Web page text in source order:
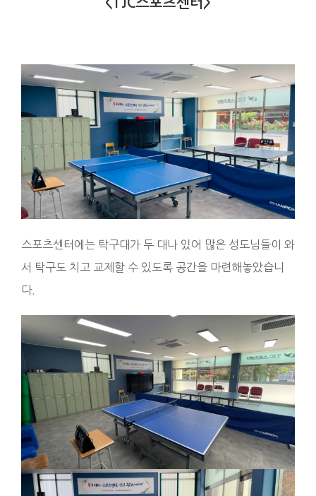
<TJC스포츠센터>
스포츠센터에는 탁구대가 두 대나 있어 많은 성도님들이 와
서 탁구도 치고 교제할 수 있도록 공간을 마련해놓았습니
다.